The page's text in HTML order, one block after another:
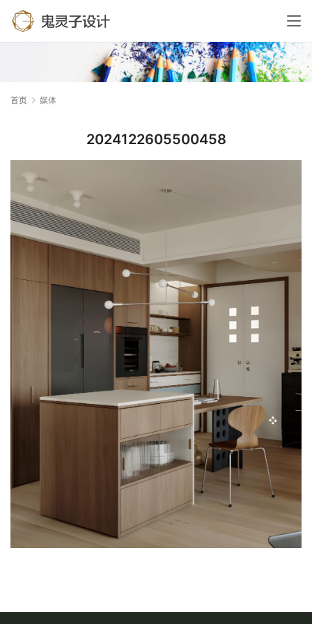
首页 媒体
2024122605500458